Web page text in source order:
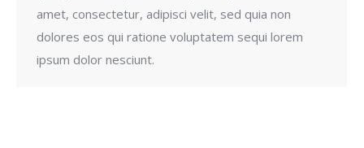
amet, consectetur, adipisci velit, sed quia non
dolores eos qui ratione voluptatem sequi lorem
ipsum dolor nesciunt.